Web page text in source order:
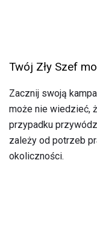
Twój Zły Szef
Zacznij swoją
może nie wiedzieć,
przypadku
zależy od potrzeb
okoliczności.